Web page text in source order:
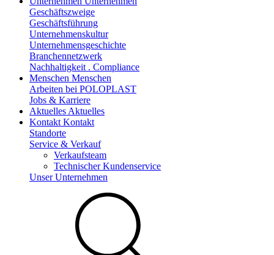
Geschäftszweige
Geschäftsführung
Unternehmenskultur
Unternehmensgeschichte
Branchennetzwerk
Nachhaltigkeit . Compliance
Menschen Menschen
Arbeiten bei POLOPLAST
Jobs & Karriere
Aktuelles Aktuelles
Kontakt Kontakt
Standorte
Service & Verkauf
Verkaufsteam
Technischer Kundenservice
Unser Unternehmen